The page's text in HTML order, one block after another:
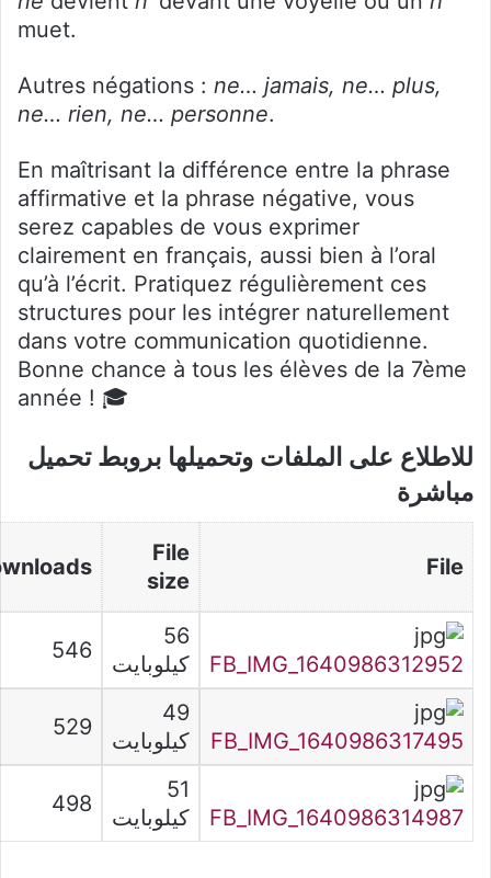
muet.
Autres négations : ne… jamais, ne… plus,
ne… rien, ne… personne.
En maîtrisant la différence entre la phrase
affirmative et la phrase négative, vous
serez capables de vous exprimer
clairement en français, aussi bien à l’oral
qu’à l’écrit. Pratiquez régulièrement ces
structures pour les intégrer naturellement
dans votre communication quotidienne.
Bonne chance à tous les élèves de la 7ème
année ! 🎓
للاطلاع على الملفات وتحميلها بروبط تحميل
مباشرة
File
File
size
FB_IMG_1640986312952
56
كيلوبايت
546
FB_IMG_1640986317495
49
كيلوبايت
529
FB_IMG_1640986314987
51
كيلوبايت
498